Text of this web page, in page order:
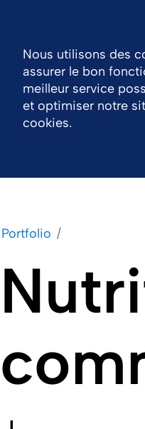
Entreprise
Portfolio
Nous utilisons des
assurer le bon
meilleur service
et optimiser notre
cookies.